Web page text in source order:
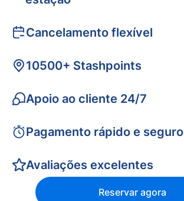
Cancelamento flexível
10500+ Stashpoints
Apoio ao cliente 24/7
Pagamento rápido e seguro
Avaliações excelentes
Reservar agora